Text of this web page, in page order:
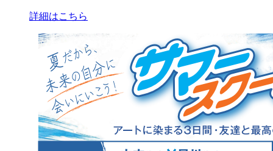
詳細はこちら